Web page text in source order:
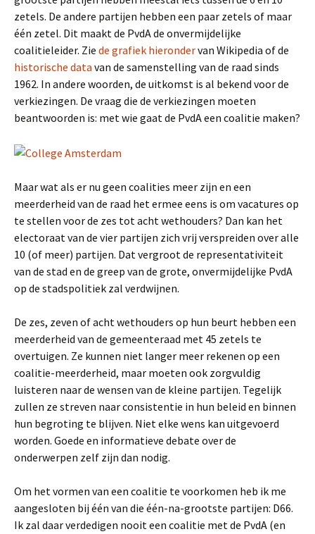
zetels. De andere partijen hebben een paar zetels of maar
één zetel. Dit maakt de PvdA de onvermijdelijke
coalitieleider. Zie de grafiek hierondervan Wikipedia of de
historische data van de samenstelling van de raad sinds
1962. In andere woorden, de uitkomst is al bekend voor de
verkiezingen. De vraag die de verkiezingen moeten
beantwoorden is: met wie gaat de PvdA een coalitie maken?
Maar wat als er nu geen coalities meer zijn en een
meerderheid van de raad het ermee eens is om vacatures op
te stellen voor de zes tot acht wethouders? Dan kan het
electoraat van de vier partijen zich vrij verspreiden over alle
10 (of meer) partijen. Dat vergroot de representativiteit
van de stad en de greep van de grote, onvermijdelijke PvdA
op de stadspolitiek zal verdwijnen.
De zes, zeven of acht wethouders op hun beurt hebben een
meerderheid van de gemeenteraad met 45 zetels te
overtuigen. Ze kunnen niet langer meer rekenen op een
coalitie-meerderheid, maar moeten ook zorgvuldig
luisteren naar de wensen van de kleine partijen. Tegelijk
zullen ze streven naar consistentie in hun beleid en binnen
hun begroting te blijven. Niet elke wens kan uitgevoerd
worden. Goede en informatieve debate over de
onderwerpen zelf zijn dan nodig.
Om het vormen van een coalitie te voorkomen heb ik me
aangesloten bij één van die één-na-grootste partijen: D66.
Ik zal daar verdedigen nooit een coalitie met de PvdA (en